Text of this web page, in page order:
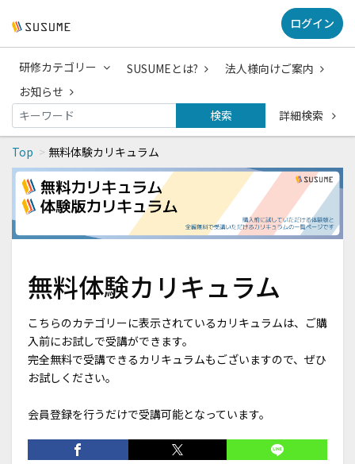
ログイン
研修カテゴリー SUSUMEとは?
法人様向けご案内
お知らせ
検索
詳細検索
Top 無料体験カリキュラム
無料体験カリキュラム
こちらのカテゴリーに表示されているカリキュラムは、ご購
入前にお試しで受講ができます。
完全無料で受講できるカリキュラムもございますので、ぜひ
お試しください。
会員登録を行うだけで受講可能となっています。